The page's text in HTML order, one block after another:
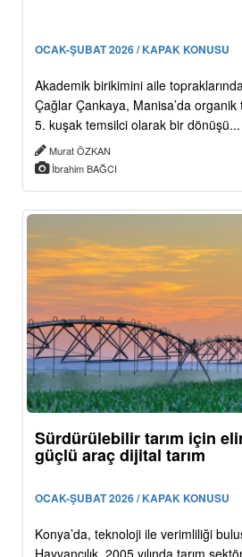
OCAK-ŞUBAT 2026 / KAPAK KONUSU
Akademik birikimini aile
Çağlar Çankaya, Manisa’da organik
5. kuşak temsilci olarak bir dönüşü...
Murat ÖZKAN
İbrahim BAĞCI
Sürdürülebilir tarım için
güçlü araç dijital tarım
OCAK-ŞUBAT 2026 / KAPAK KONUSU
Konya’da, teknoloji ile verimliliği
Hayvancılık, 2005 yılında tarım